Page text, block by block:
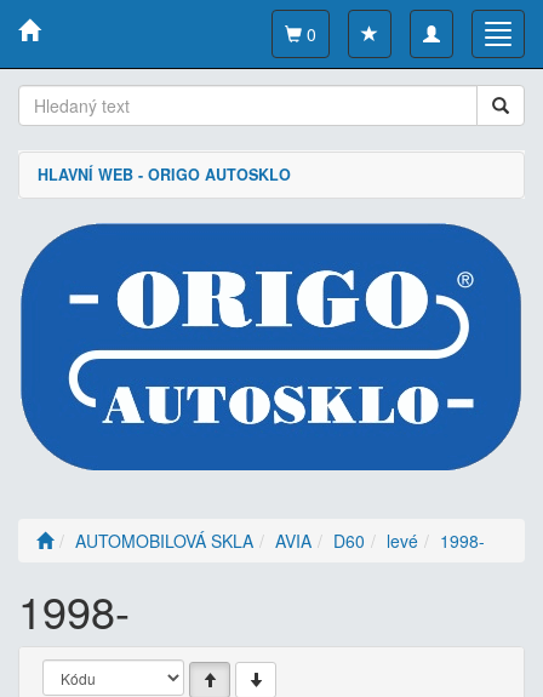
Toggle
navigation
0
HLAVNÍ WEB - ORIGO AUTOSKLO
AUTOMOBILOVÁ SKLA AVIA D60 levé 1998-
1998-